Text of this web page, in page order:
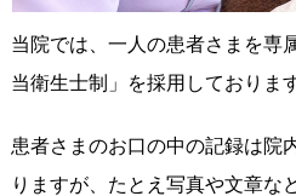
当院では、一人の患者さまを専
当衛生士制」を採用しております
患者さまのお口の中の記録は院
りますが、たとえ写真や文章な